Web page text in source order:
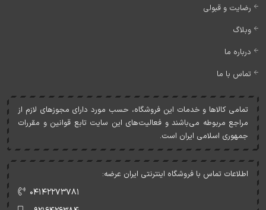
رضایت و قبولی
وبلاگ
درباره ما
تماس با ما
تمامی کالاها و خدمات اين فروشگاه، حسب مورد دارای مجوزهای لازم از
مراجع مربوطه می‌باشند و فعاليت‌های اين سايت تابع قوانين و مقررات
جمهوری اسلامی ايران است.
اطلاعات تماس با فروشگاه اینترنتی ایران عرضه:
۰۴۱۴۲۲۷۳۷۸۱